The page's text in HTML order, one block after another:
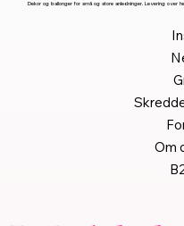
Dekor og ballonger for små og store anledninger. Levering over
Om